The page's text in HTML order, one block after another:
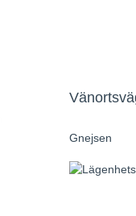
Gnejsen